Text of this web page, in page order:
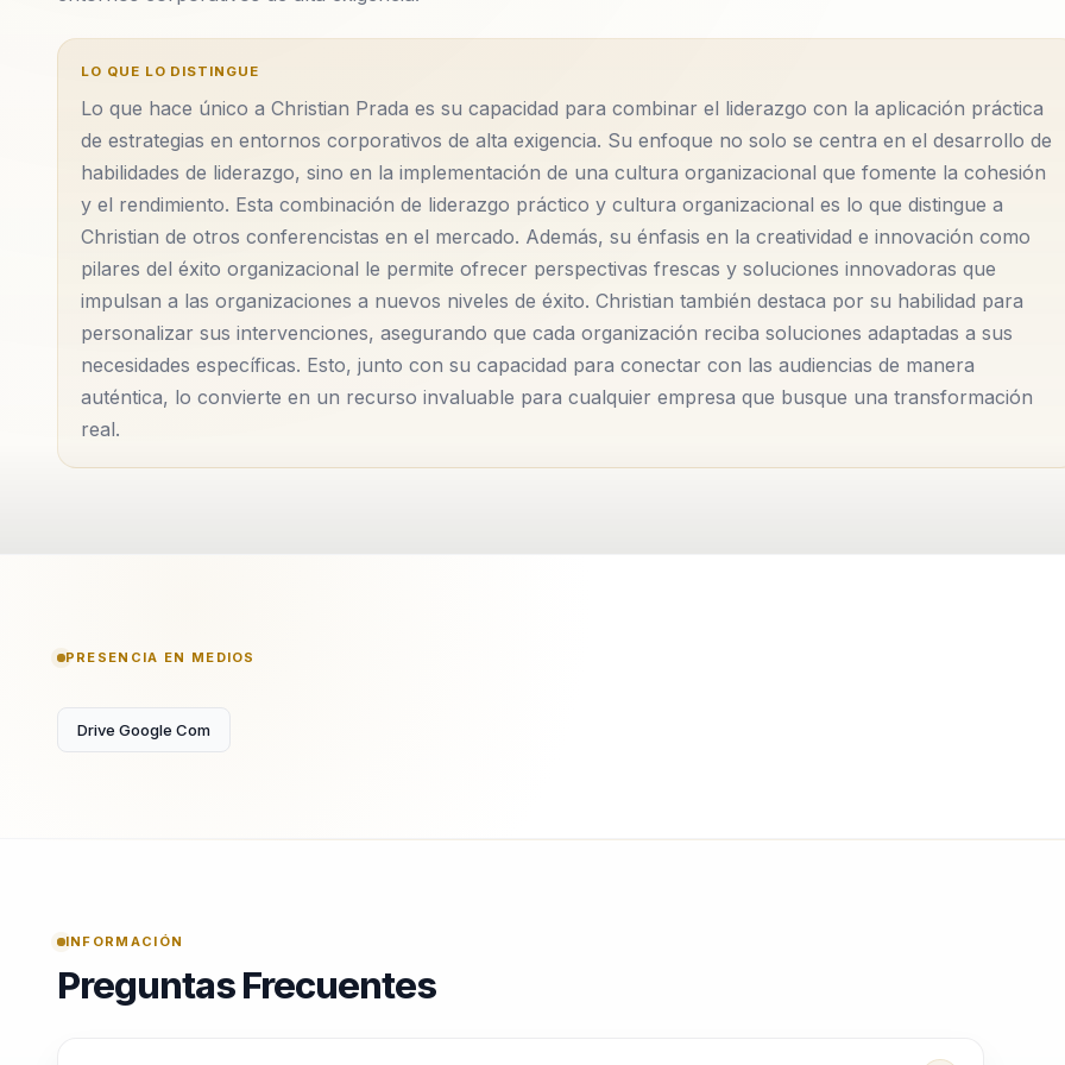
LO QUE LO DISTINGUE
Lo que hace único a Christian Prada es su capacidad para combinar el liderazgo con la aplicación práctica
de estrategias en entornos corporativos de alta exigencia. Su enfoque no solo se centra en el desarrollo de
habilidades de liderazgo, sino en la implementación de una cultura organizacional que fomente la cohesión
y el rendimiento. Esta combinación de liderazgo práctico y cultura organizacional es lo que distingue a
Christian de otros conferencistas en el mercado. Además, su énfasis en la creatividad e innovación como
pilares del éxito organizacional le permite ofrecer perspectivas frescas y soluciones innovadoras que
impulsan a las organizaciones a nuevos niveles de éxito. Christian también destaca por su habilidad para
personalizar sus intervenciones, asegurando que cada organización reciba soluciones adaptadas a sus
necesidades específicas. Esto, junto con su capacidad para conectar con las audiencias de manera
auténtica, lo convierte en un recurso invaluable para cualquier empresa que busque una transformación
real.
PRESENCIA EN MEDIOS
Drive Google Com
INFORMACIÓN
Preguntas Frecuentes